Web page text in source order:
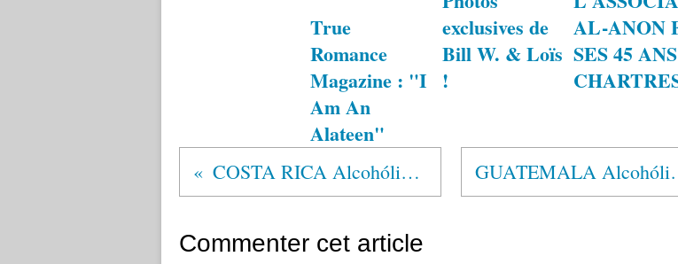
True
Romance
Magazine : "I
Am An
Alateen"
exclusives de
Bill W. & Loïs
!
AL-ANON
SES 45
COSTA RICA Alcohólicos Anónimos®
Commenter cet article